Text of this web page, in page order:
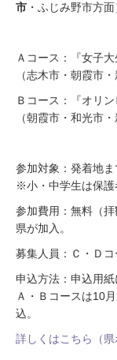
市 ・ふじみ野市方面
Ａコース：『女子
（志木市・朝霞市・
Ｂコース：『オリ
（朝霞市・和光市・
参加対象：発着地
※小・中学生は保護
参加費用：無料（
県が加入。
募集人員：Ｃ・
申込方法：申込用紙
Ａ・Ｂコースは10
込。
詳しくはこちら（県